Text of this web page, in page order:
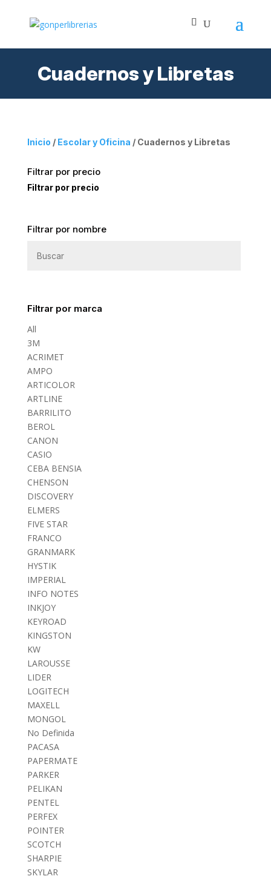
Cuadernos y Libretas
Inicio / Escolar y Oficina / Cuadernos y Libretas
Filtrar por precio
Filtrar por precio
Filtrar por nombre
Filtrar por marca
All
3M
ACRIMET
AMPO
ARTICOLOR
ARTLINE
BARRILITO
BEROL
CANON
CASIO
CEBA BENSIA
CHENSON
DISCOVERY
ELMERS
FIVE STAR
FRANCO
GRANMARK
HYSTIK
IMPERIAL
INFO NOTES
INKJOY
KEYROAD
KINGSTON
KW
LAROUSSE
LIDER
LOGITECH
MAXELL
MONGOL
No Definida
PACASA
PAPERMATE
PARKER
PELIKAN
PENTEL
PERFEX
POINTER
SCOTCH
SHARPIE
SKYLAR